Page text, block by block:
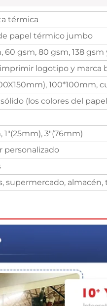
térmica
papel térmico jumbo
60 gsm, 80 gsm, 138 gsm
logotipo y marca
100*100mm,
(los colores del
1"(25mm), 3"(76mm)
personalizado
supermercado,